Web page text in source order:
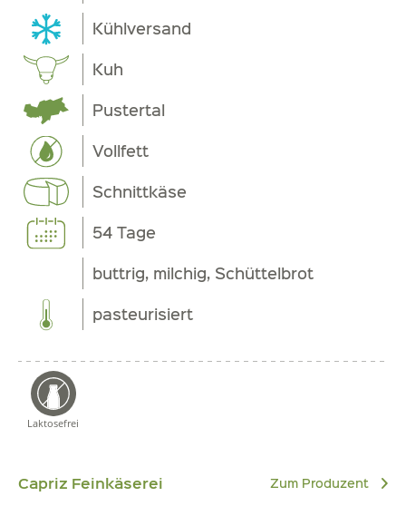
Kühlversand
Kuh
Pustertal
Vollfett
Schnittkäse
54 Tage
buttrig, milchig, Schüttelbrot
pasteurisiert
Laktosefrei
Capriz Feinkäserei Zum Produzent